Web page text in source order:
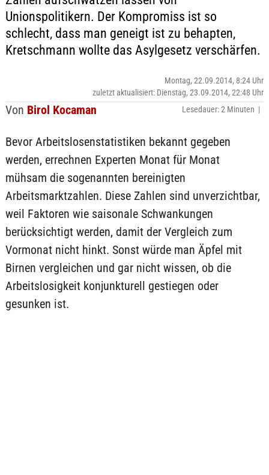
Unionspolitikern. Der Kompromiss ist so
schlecht, dass man geneigt ist zu behapten,
Kretschmann wollte das Asylgesetz verschärfen.
Von Birol Kocaman
Montag, 22.09.2014, 8:24 Uhr
zuletzt aktualisiert: Dienstag, 23.09.2014, 22:48 Uhr
Lesedauer: 2 Minuten |
Bevor Arbeitslosenstatistiken bekannt gegeben
werden, errechnen Experten Monat für Monat
mühsam die sogenannten bereinigten
Arbeitsmarktzahlen. Diese Zahlen sind unverzichtbar,
weil Faktoren wie saisonale Schwankungen
berücksichtigt werden, damit der Vergleich zum
Vormonat nicht hinkt. Sonst würde man Äpfel mit
Birnen vergleichen und gar nicht wissen, ob die
Arbeitslosigkeit konjunkturell gestiegen oder
gesunken ist.